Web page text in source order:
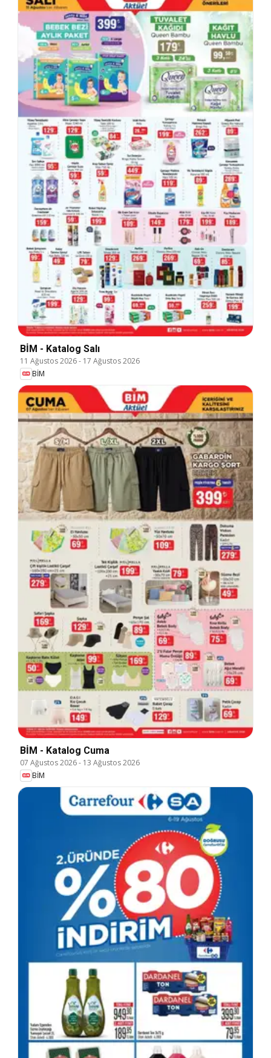
BİM - Katalog Salı
11 Ağustos 2026- 17 Ağustos 2026
BİM
BİM - Katalog Cuma
07 Ağustos 2026- 13 Ağustos 2026
BİM